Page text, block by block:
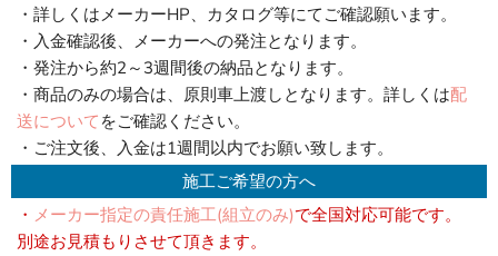
・詳しくはメーカーHP、カタログ等にてご確認願います。
・入金確認後、メーカーへの発注となります。
・発注から約2～3週間後の納品となります。
・商品のみの場合は、原則車上渡しとなります。詳しくは配
送について をご確認ください。
・ご注文後、入金は1週間以内でお願い致します。
施工ご希望の方へ
・ メーカー指定の責任施工(組立のみ)で全国対応可能です。
別途お見積もりさせて頂きます。